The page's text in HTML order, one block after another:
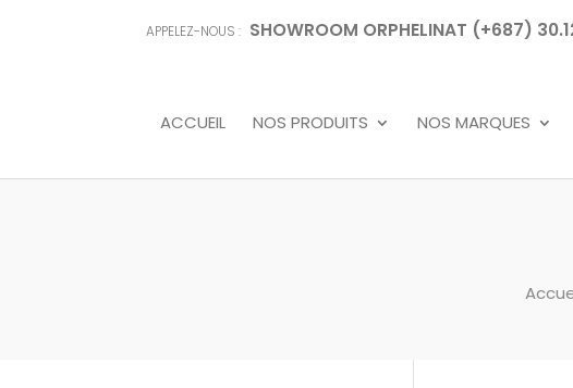
APPELEZ-NOUS : SHOWROOM ORPHELINAT (+687)
ACCUEIL NOS PRODUITS NOS MARQUES